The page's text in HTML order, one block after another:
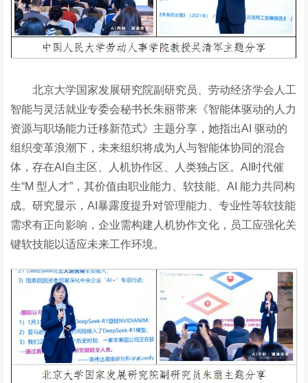
北京大学国家发展研究院副研究员、劳动经济学会人工
智能与灵活就业专委会秘书长朱丽带来《智能体驱动的人力
资源与职场能力迁移新范式》主题分享，她指出AI 驱动的
组织变革浪潮下，未来组织将成为人与智能体协同的混合
体，存在AI自主区、人机协作区、人类独占区。AI时代催
生“M 型人才”，其价值由职业能力、软技能、AI 能力共同构
成。研究显示，AI暴露度提升对管理能力、专业性等软技能
需求有正向影响，企业需构建人机协作文化，员工应强化关
键软技能以适应未来工作环境。